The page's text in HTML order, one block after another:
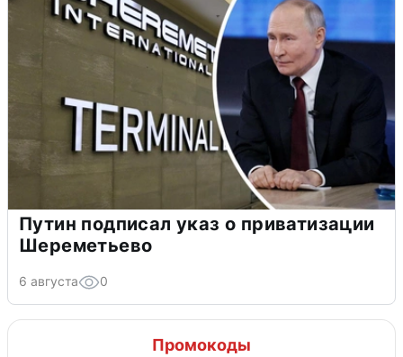
Путин подписал указ о приватизации
Шереметьево
6 августа 0
Промокоды